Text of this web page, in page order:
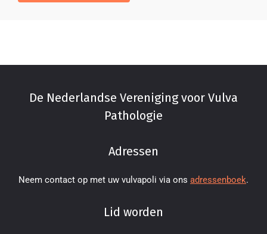
De Nederlandse Vereniging voor Vulva
Pathologie
Adressen
Neem contact op met uw vulvapoli via ons adressenboek.
Lid worden